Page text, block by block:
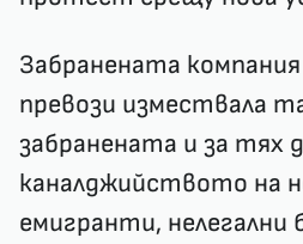
Забранената компания
превози измествала
забранената и за тях
каналджийството на
емигранти, нелегални